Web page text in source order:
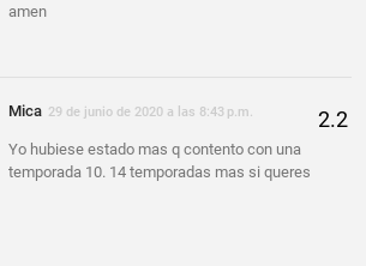
amen
Mica 29 de junio de 2020 a las 8:43 p.m.
Yo hubiese estado mas q contento con una
temporada 10. 14 temporadas mas si queres